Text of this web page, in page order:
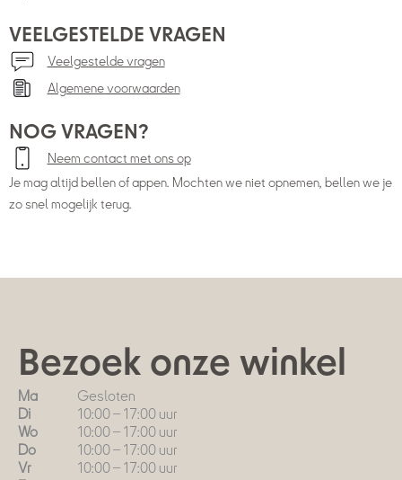
VEELGESTELDE VRAGEN
Veelgestelde vragen
Algemene voorwaarden
NOG VRAGEN?
Neem contact met ons op
Je mag altijd bellen of appen. Mochten we niet opnemen, bellen we je
zo snel mogelijk terug.
Bezoek onze winkel
Ma
Gesloten
Di
10:00 – 17:00 uur
Wo
10:00 – 17:00 uur
Do
10:00 – 17:00 uur
Vr
10:00 – 17:00 uur